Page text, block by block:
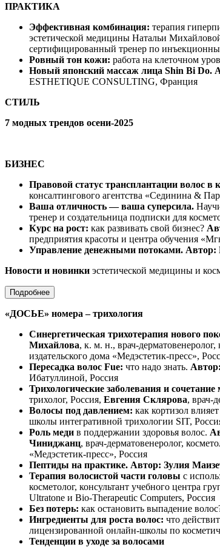
ПРАКТИКА
Эффективная комбинация: терапия
эстетической медицины Натальи
сертифицированный тренер по
Ровный тон кожи: работа на клеточном
Новый японский массаж лица Shin Bi Do.
ESTHETIQUE CONSULTING, Франция
СТИЛЬ
7 модных трендов осени-2025
БИЗНЕС
Правовой статус трансплантации волос в
консалтингового агентства «Сединина &
Ваша отличность — ваша суперсила.
тренер и создательница подписки для
Курс на рост: как развивать свой бизнес?
предприятия красоты и центра обучения
Управление денежными потоками. Автор:
Новости и новинки эстетической медицины и
Подробнее
«ДОСЬЕ» номера – трихология
Синергетическая трихотерапия нового
Михайлова, к. м. н., врач-
издательского дома «Медэстетик-пресс»,
Пересадка волос Fue: что надо знать.
Ибатуллиной, Россия
Трихологические заболевания и сочетание
трихолог, Россия, Евгения Склярова, врач-
Волосы под давлением: как кортизол
школы интегративной трихологии SIT,
Роль меди в поддержании здоровья волос.
Чиниджанц, врач-дерматовенеролог,
«Медэстетик-пресс», Россия
Пептиды на практике. Автор: Зулия
Терапия волосистой части головы с
косметолог, консультант учебного центра
Ultratone и Bio-Therapeutic Computers, Россия
Без потерь: как остановить выпадение
Ингредиенты для роста волос: что
лицензированной онлайн-школы по
Тенденции в уходе за волосами